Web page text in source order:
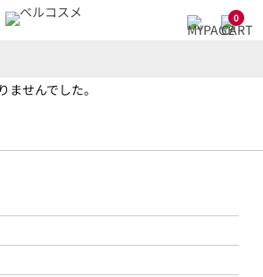
0
ませんでした。